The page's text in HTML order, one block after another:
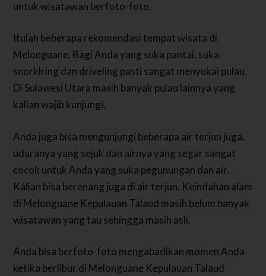
untuk wisatawan berfoto-foto.
Itulah beberapa rekomendasi tempat wisata di
Melonguane. Bagi Anda yang suka pantai, suka
snorklring dan driveling pasti sangat menyukai pulau.
Di Sulawesi Utara masih banyak pulau lainnya yang
kalian wajib kunjungi.
Anda juga bisa mengunjungi beberapa air terjun juga,
udaranya yang sejuk dan airnya yang segar sangat
cocok untuk Anda yang suka pegunungan dan air.
Kalian bisa berenang juga di air terjun. Keindahan alam
di Melonguane Kepulauan Talaud masih belum banyak
wisatawan yang tau sehingga masih asli.
Anda bisa berfoto-foto mengabadikan momen Anda
ketika berlibur di Melonguane Kepulauan Talaud